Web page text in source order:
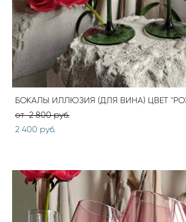
БОКАЛЫ ИЛЛЮЗИЯ (ДЛЯ ВИНА) ЦВЕТ
от 2 800 pуб.
2 400 pуб.